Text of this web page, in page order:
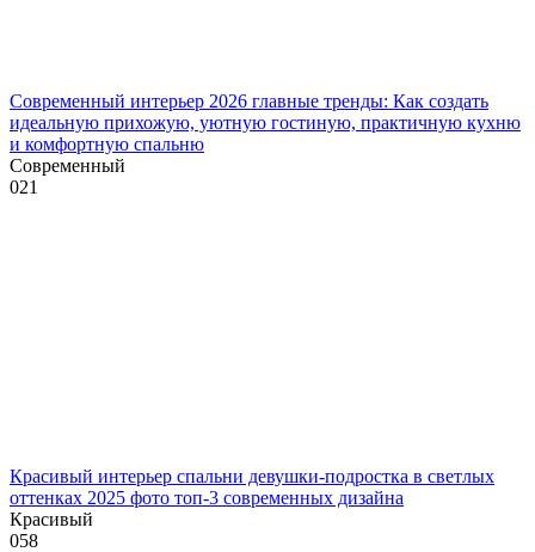
Современный интерьер 2026 главные тренды: Как создать
идеальную прихожую, уютную гостиную, практичную кухню
и комфортную спальню
Современный
021
Красивый интерьер спальни девушки-подростка в светлых
оттенках 2025 фото топ-3 современных дизайна
Красивый
058